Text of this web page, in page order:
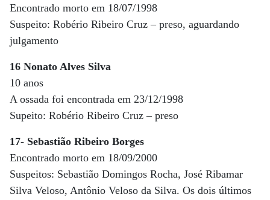
Encontrado morto em 18/07/1998
Suspeito: Robério Ribeiro Cruz – preso, aguardando
julgamento
16 Nonato Alves Silva
10 anos
A ossada foi encontrada em 23/12/1998
Supeito: Robério Ribeiro Cruz – preso
17- Sebastião Ribeiro Borges
Encontrado morto em 18/09/2000
Suspeitos: Sebastião Domingos Rocha, José Ribamar
Silva Veloso, Antônio Veloso da Silva. Os dois últimos